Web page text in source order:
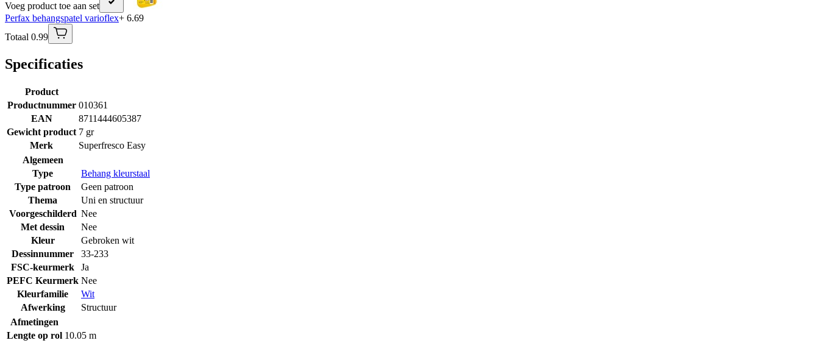
Voeg product toe aan set
Perfax behangspatel varioflex+ 6.69
Totaal 0.99
Specificaties
Product
Productnummer 010361
EAN
8711444605387
Gewicht product 7 gr
Merk
Superfresco Easy
Algemeen
Type
Behang kleurstaal
Type patroon
Geen patroon
Thema
Uni en structuur
Voorgeschilderd Nee
Met dessin
Nee
Kleur
Gebroken wit
Dessinnummer
33-233
FSC-keurmerk
Ja
PEFC Keurmerk Nee
Kleurfamilie
Wit
Afwerking
Structuur
Afmetingen
Lengte op rol 10.05 m